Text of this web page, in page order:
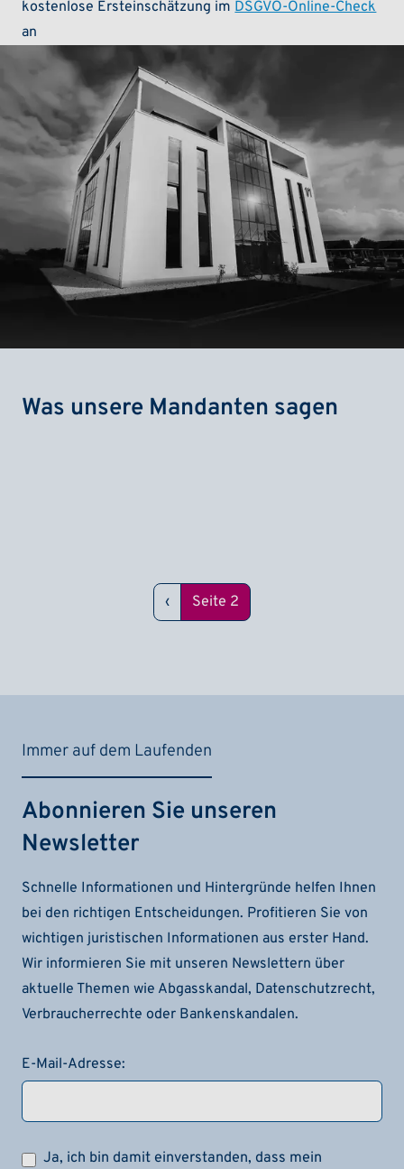
kostenlose Ersteinschätzung im DSGVO-Online-Check
an
Was unsere Mandanten sagen
Seitennummerierung
Vorherige Seite
‹ Seite 2
Immer auf dem Laufenden
Abonnieren Sie unseren
Newsletter
Schnelle Informationen und Hintergründe helfen Ihnen
bei den richtigen Entscheidungen. Profitieren Sie von
wichtigen juristischen Informationen aus erster Hand.
Wir informieren Sie mit unseren Newslettern über
aktuelle Themen wie Abgasskandal, Datenschutzrecht,
Verbraucherrechte oder Bankenskandalen.
E-Mail-Adresse:
Ja, ich bin damit einverstanden, dass mein